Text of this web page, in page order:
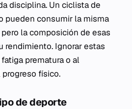
disciplina. Un ciclista de
pueden consumir la misma
la composición de esas
rendimiento. Ignorar estas
prematura o al
físico.
de deporte